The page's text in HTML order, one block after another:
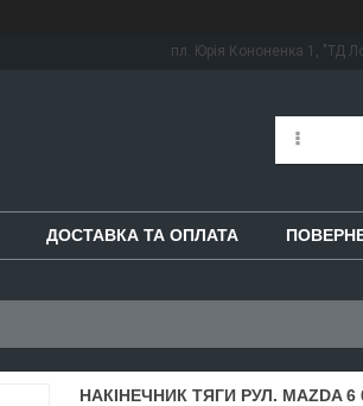
пл. Юрія Кононенка 1, "ТД
ДОСТАВКА ТА ОПЛАТА
НАКІНЕЧНИК ТЯГИ РУЛ. MAZDA 6